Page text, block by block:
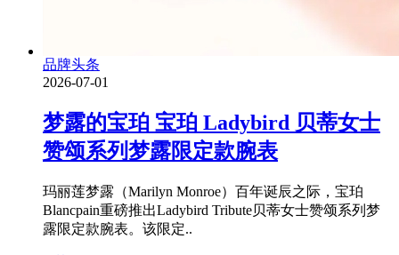
品牌头条
2026-07-01
梦露的宝珀 宝珀 Ladybird 贝蒂女士
赞颂系列梦露限定款腕表
玛丽莲梦露（Marilyn Monroe）百年诞辰之际，宝珀
Blancpain重磅推出Ladybird Tribute贝蒂女士赞颂系列梦
露限定款腕表。该限定..